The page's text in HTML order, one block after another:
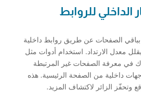
للروابط
الصفحات عن طريق روابط داخلية
معدل الارتداد. استخدام أدوات مثل
في معرفة الصفحات غير المرتبطة
داخلية من الصفحة الرئيسية. هذه
وتحفّز الزائر لاكتشاف المزيد.